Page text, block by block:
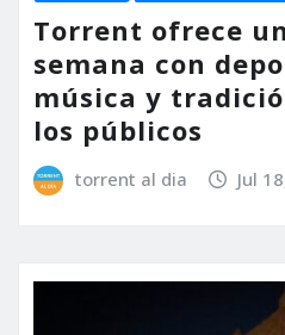
Torrent ofrece
semana con
música y
los públicos
torrent al dia Jul